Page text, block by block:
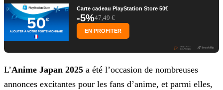
Carte cadeau PlayStation Store 50€
-5%47,49 €
EN PROFITER
L’Anime Japan 2025 a été l’occasion de nombreuses
annonces excitantes pour les fans d’anime, et parmi elles,